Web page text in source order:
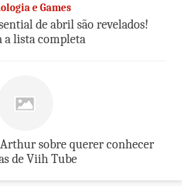
e Games
de abril são revelados!
a lista completa
sobre querer conhecer
de Viih Tube